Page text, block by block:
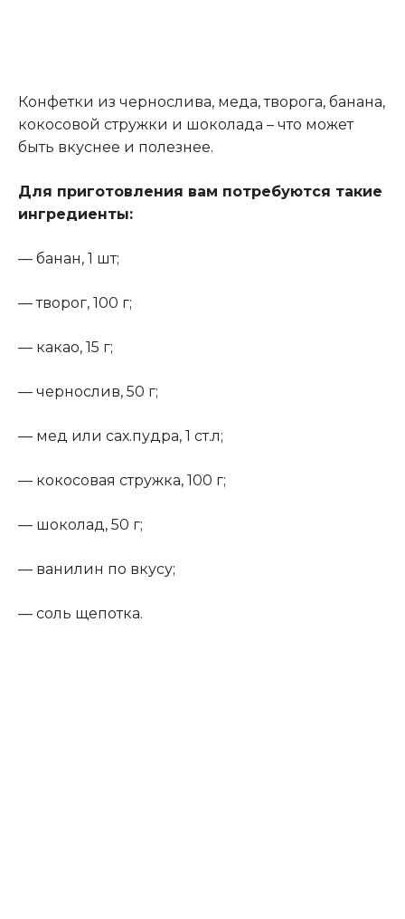
Конфетки из чернослива, меда, творога, банана,
кокосовой стружки и шоколада – что может
быть вкуснее и полезнее.
Для приготовления вам потребуются такие
ингредиенты:
— банан, 1 шт;
— творог, 100 г;
— какао, 15 г;
— чернослив, 50 г;
— мед или сах.пудра, 1 ст.л;
— кокосовая стружка, 100 г;
— шоколад, 50 г;
— ванилин по вкусу;
— соль щепотка.